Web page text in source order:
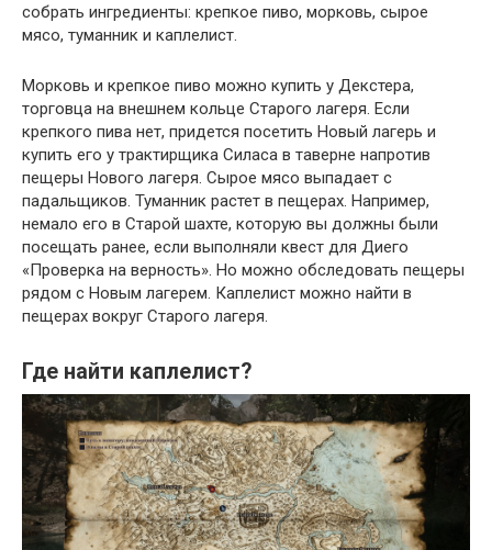
собрать ингредиенты: крепкое пиво, морковь, сырое
мясо, туманник и каплелист.
Морковь и крепкое пиво можно купить у Декстера,
торговца на внешнем кольце Старого лагеря. Если
крепкого пива нет, придется посетить Новый лагерь и
купить его у трактирщика Силаса в таверне напротив
пещеры Нового лагеря. Сырое мясо выпадает с
падальщиков. Туманник растет в пещерах. Например,
немало его в Старой шахте, которую вы должны были
посещать ранее, если выполняли квест для Диего
«Проверка на верность». Но можно обследовать пещеры
рядом с Новым лагерем. Каплелист можно найти в
пещерах вокруг Старого лагеря.
Где найти каплелист?